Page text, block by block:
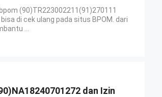
(90)TR223002211(91)270111
di cek ulang pada situs BPOM. dari
...
dan Izin